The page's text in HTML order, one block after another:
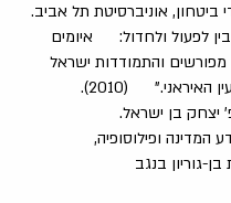
ביטחון, אוניברסיטת תל אביב.
בין לפעול ולחדול: איומים
מפורשים והתמודדות ישראל
עם סוגיית הגרעין האיראני." (2010).
יצחק בן ישראל.
המדינה ופילוסופיה,
גוריון בנגב